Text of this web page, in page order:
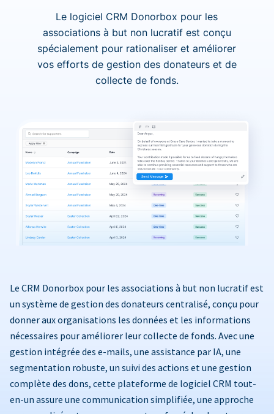
Le logiciel CRM Donorbox pour les
associations à but non lucratif est conçu
spécialement pour rationaliser et améliorer
vos efforts de gestion des donateurs et de
collecte de fonds.
Le CRM Donorbox pour les associations à but non lucratif est
un système de gestion des donateurs centralisé, conçu pour
donner aux organisations les données et les informations
nécessaires pour améliorer leur collecte de fonds. Avec une
gestion intégrée des e-mails, une assistance par IA, une
segmentation robuste, un suivi des actions et une gestion
complète des dons, cette plateforme de logiciel CRM tout-
en-un assure une communication simplifiée, une approche